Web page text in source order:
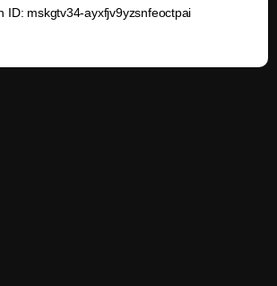
ID: mskgtv34-ayxfjv9yzsnfeoctpai